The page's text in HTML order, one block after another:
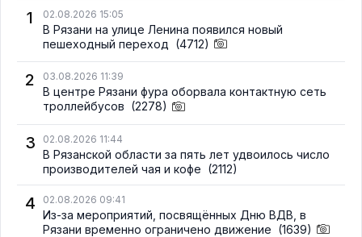
1
02.08.2026 15:05
В Рязани на улице Ленина появился новый
пешеходный переход (4712)
2 03.08.2026 11:39
В центре Рязани фура оборвала контактную сеть
троллейбусов (2278)
3 02.08.2026 11:44
В Рязанской области за пять лет удвоилось число
производителей чая и кофе (2112)
4 02.08.2026 09:41
Из-за мероприятий, посвящённых Дню ВДВ, в
Рязани временно ограничено движение (1639)